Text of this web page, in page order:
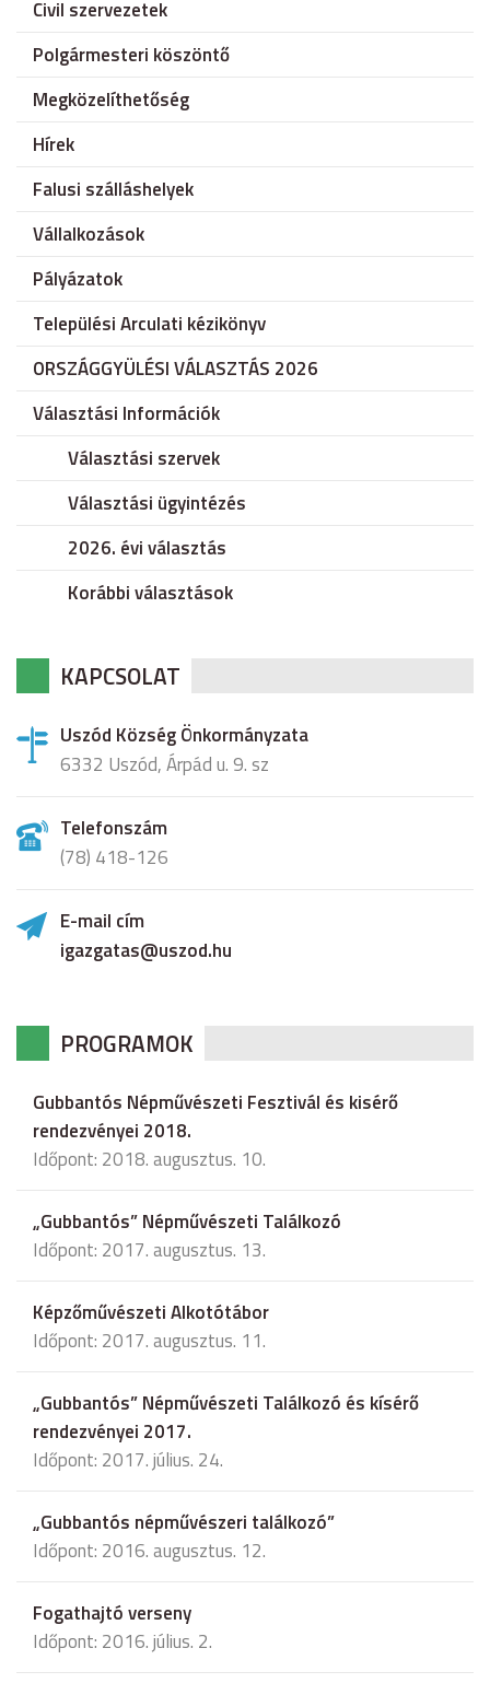
Civil szervezetek
Polgármesteri köszöntő
Megközelíthetőség
Hírek
Falusi szálláshelyek
Vállalkozások
Pályázatok
Települési Arculati kézikönyv
ORSZÁGGYÜLÉSI VÁLASZTÁS 2026
Választási Információk
Választási szervek
Választási ügyintézés
2026. évi választás
Korábbi választások
KAPCSOLAT
Uszód Község Önkormányzata
6332 Uszód, Árpád u. 9. sz
Telefonszám
(78) 418-126
E-mail cím
igazgatas@uszod.hu
PROGRAMOK
Gubbantós Népművészeti Fesztivál és kisérő
rendezvényei 2018.
Időpont: 2018. augusztus. 10.
„Gubbantós” Népművészeti Találkozó
Időpont: 2017. augusztus. 13.
Képzőművészeti Alkotótábor
Időpont: 2017. augusztus. 11.
„Gubbantós” Népművészeti Találkozó és kísérő
rendezvényei 2017.
Időpont: 2017. július. 24.
„Gubbantós népművészeri találkozó”
Időpont: 2016. augusztus. 12.
Fogathajtó verseny
Időpont: 2016. július. 2.